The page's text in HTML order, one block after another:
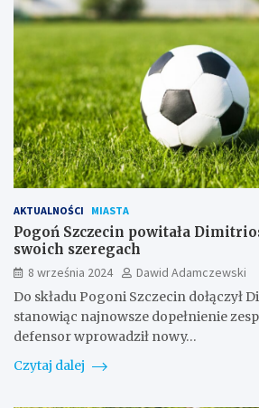
AKTUALNOŚCI MIASTA
Pogoń Szczecin powitała
swoich szeregach
8 września 2024
Dawid Adamczewski
Do składu Pogoni Szczecin dołączył
stanowiąc najnowsze dopełnienie
defensor wprowadził nowy…
Czytaj dalej